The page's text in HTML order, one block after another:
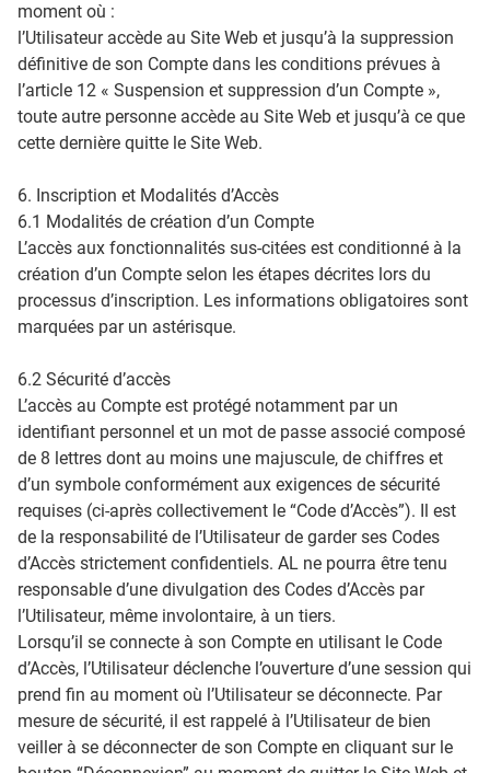
moment où :
l’Utilisateur accède au Site Web et jusqu’à la suppression
définitive de son Compte dans les conditions prévues à
l’article 12 « Suspension et suppression d’un Compte »,
toute autre personne accède au Site Web et jusqu’à ce que
cette dernière quitte le Site Web.
6. Inscription et Modalités d’Accès
6.1 Modalités de création d’un Compte
L’accès aux fonctionnalités sus-citées est conditionné à la
création d’un Compte selon les étapes décrites lors du
processus d’inscription. Les informations obligatoires sont
marquées par un astérisque.
6.2 Sécurité d’accès
L’accès au Compte est protégé notamment par un
identifiant personnel et un mot de passe associé composé
de 8 lettres dont au moins une majuscule, de chiffres et
d’un symbole conformément aux exigences de sécurité
requises (ci-après collectivement le “Code d’Accès”). Il est
de la responsabilité de l’Utilisateur de garder ses Codes
d’Accès strictement confidentiels. AL ne pourra être tenu
responsable d’une divulgation des Codes d’Accès par
l’Utilisateur, même involontaire, à un tiers.
Lorsqu’il se connecte à son Compte en utilisant le Code
d’Accès, l’Utilisateur déclenche l’ouverture d’une session qui
prend fin au moment où l’Utilisateur se déconnecte. Par
mesure de sécurité, il est rappelé à l’Utilisateur de bien
veiller à se déconnecter de son Compte en cliquant sur le